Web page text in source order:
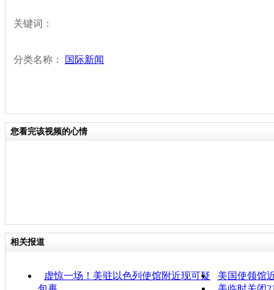
关键词：
分类名称： 国际新闻
您看完该视频的心情
相关报道
虚惊一场！美驻以色列使馆附近现可疑
美国使领馆